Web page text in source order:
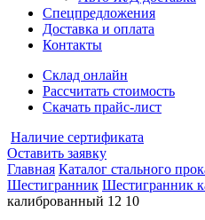
Спецпредложения
Доставка и оплата
Контакты
Склад онлайн
Рассчитать стоимость
Скачать прайс-лист
Наличие сертификата
Оставить заявку
Главная Каталог стального
Шестигранник Шестигранник
калиброванный 12 10